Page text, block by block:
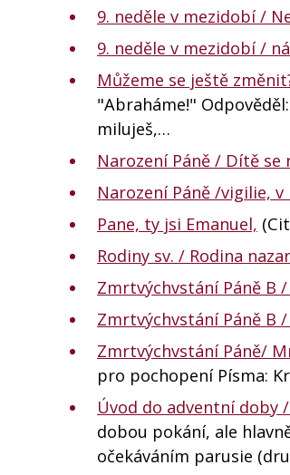
9. neděle v mezidobí /
9. neděle v mezidobí /
Můžeme se ještě
"Abraháme!"
miluješ,…
Narození Páně / Dítě se
Narození Páně /vigilie,
Pane, ty jsi Emanuel,
Rodiny sv. / Rodina
Zmrtvýchvstání Páně B
Zmrtvýchvstání Páně B
Zmrtvýchvstání Páně/
pro pochopení Písma:
Úvod do adventní doby
dobou pokání, ale
očekáváním parusie